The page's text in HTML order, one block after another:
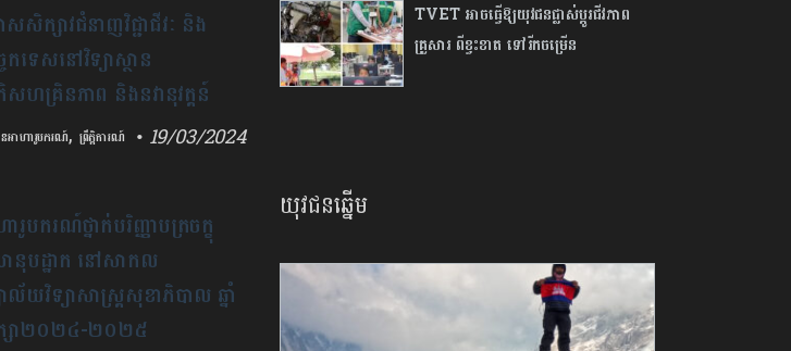
ាគតេជោសែនសៀមរាប កំពុង
ាសជ្រើសរើស យុវជន និង
រណជនចូលសិក្សាជំនាញវិជ្ជាជីវៈ
តគិតថ្លៃសម្រាប់វគ្គសិក្សាថ្មី។
សសិក្សាវជំនាញវិជ្ជាជីវៈ និង
េកទេសនៅវិទ្យាស្ថាន
សហគ្រិនភាព និងនវានុវត្តន៍
អាហារូបករណ៍, ព្រឹត្តិការណ៍
• 19/03/2024
ប្រកាសជ្រើសរើសបេក្ខជនសិក្សា
ណ្តុះបណ្តាលជំនាញវិជ្ជាជីវៈ និង
េកទេស (១,៥ លាននាក់)។ អាហា...
ារូបករណ៍ថ្នាក់បរិញ្ញាបត្រចក្ខុ
នុបដ្ឋាក នៅសាកល
ាល័យវិទ្យាសាស្ត្រសុខាភិបាល ឆ្នាំ
ា២០២៤-២០២៥
TVET អាចធ្វើ​ឱ្យ​យុវជនផ្លាស់ប្តូរជីវភាព
គ្រួសារ ពីខ្វះខាត ទៅរីកចម្រើន
យុវជនឆ្នើម